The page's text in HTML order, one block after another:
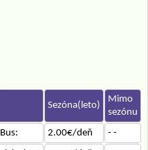
Sezóna(leto)
Mimo
sezónu
Bus: 2.00€/deň
- -